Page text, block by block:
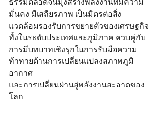
ธรรมตลอดจนมุ่งสร้างพลังงานที่มีความ
มั่นคง มีเสถียรภาพ เป็นมิตรต่อสิ่ง
แวดล้อมรองรับการขยายตัวของเศรษฐกิจ
ทั้งในระดับประเทศและภูมิภาค ควบคู่กับ
การมีบทบาทเชิงรุกในการรับมือความ
ท้าทายด้านการเปลี่ยนแปลงสภาพภูมิ
อากาศ
และการเปลี่ยนผ่านสู่พลังงานสะอาดของ
โลก